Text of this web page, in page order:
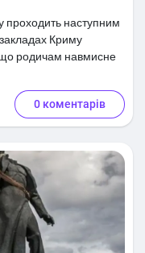
проходить наступним
Криму
що родичам навмисне
0 коментарів